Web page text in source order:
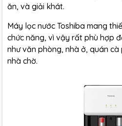
ăn, và giải khát.
Máy lọc nước Toshiba mang
chức năng, vì vậy rất phù hợp
như văn phòng, nhà ở, quán cà
nhà chờ.